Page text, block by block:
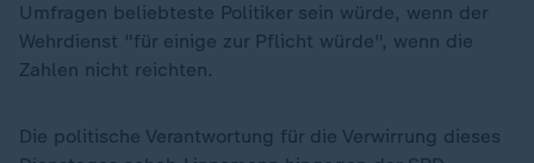
Umfragen beliebteste Politiker sein würde, wenn der
Wehrdienst "für einige zur Pflicht würde", wenn die
Zahlen nicht reichten.
Die politische Verantwortung für die Verwirrung dieses